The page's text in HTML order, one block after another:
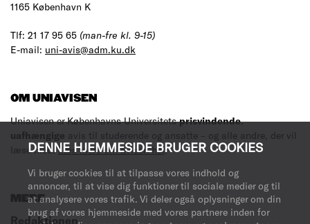
DENNE HJEMMESIDE BRUGER COOKIES
Vi bruger cookies til at tilpasse vores indhold og
annoncer, til at vise dig funktioner til sociale medier og til
at analysere vores trafik. Vi deler også oplysninger om din
brug af vores hjemmeside med vores partnere inden for
1165 København K
Tlf: 21 17 95 65 (man-fre kl. 9-15)
E-mail: uni-avis@adm.ku.dk
OM UNIAVISEN
Uniavisen er Københavns Universitetsprisvindende,
uafhængige avis til studerende og ansatte – og alle andre, der vil
læse med.Læs mere om avisen her.
MERE
Redaktionen